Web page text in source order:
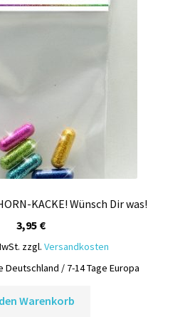
KACKE! Wünsch Dir was!
3,95 €
zzgl. Versandkosten
Deutschland / 7-14 Tage Europa
Warenkorb